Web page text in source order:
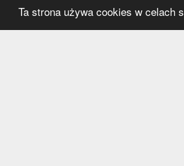
Ta strona używa cookies w celach